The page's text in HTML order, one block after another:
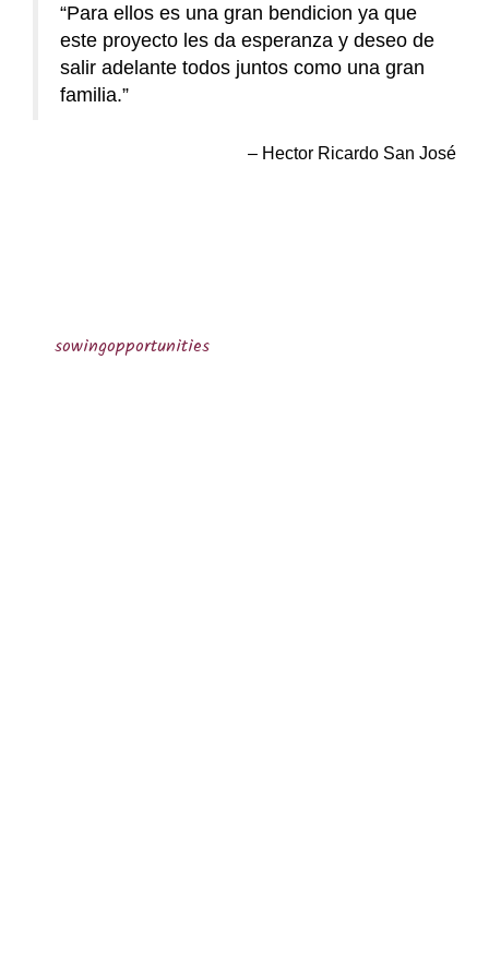
Para ellos es una gran bendicion ya que
este proyecto les da esperanza y deseo de
salir adelante todos juntos como una gran
familia.
Hector Ricardo San José
sowingopportunities